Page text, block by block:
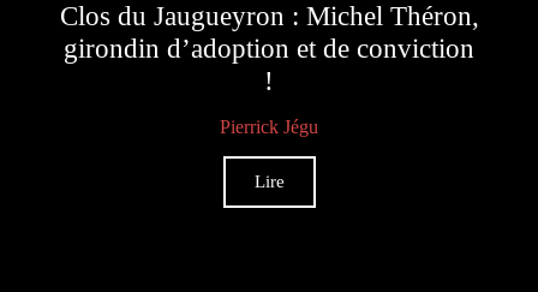
Clos du Jaugueyron : Michel Théron,
girondin d’adoption et de conviction
!
Pierrick Jégu
Lire